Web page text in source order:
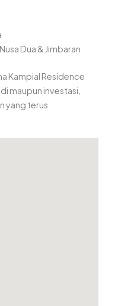
Dua & Jimbaran
Kampial Residence
maupun investasi,
yang terus